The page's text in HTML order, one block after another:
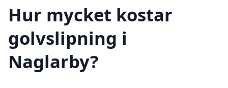
Hur mycket kostar
golvslipning i
Naglarby?